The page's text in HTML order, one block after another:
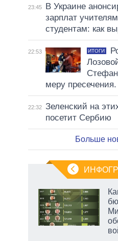
23:45
В Украине
зарплат
студентам: как
22:53 ИТОГИ
меру
22:32 Зеленский на
посетит Сербию
Больше